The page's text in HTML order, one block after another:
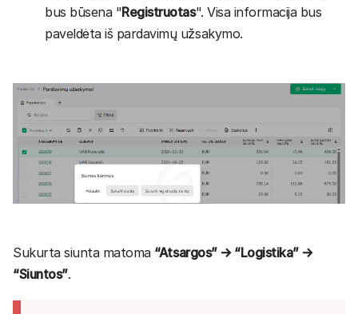
bus būsena "Registruotas". Visa informacija bus
paveldėta iš pardavimų užsakymo.
Sukurta siunta matoma “Atsargos” → “Logistika” →
“Siuntos”.